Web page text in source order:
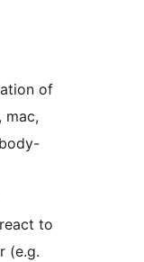
of
mac,
to
(e.g.